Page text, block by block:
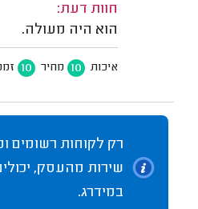
חוות דעת:
הוא היה מעולה.
איכות 10 מחיר 10
רק לקוחות רשומים
שירות מהעסק,
במידרג.